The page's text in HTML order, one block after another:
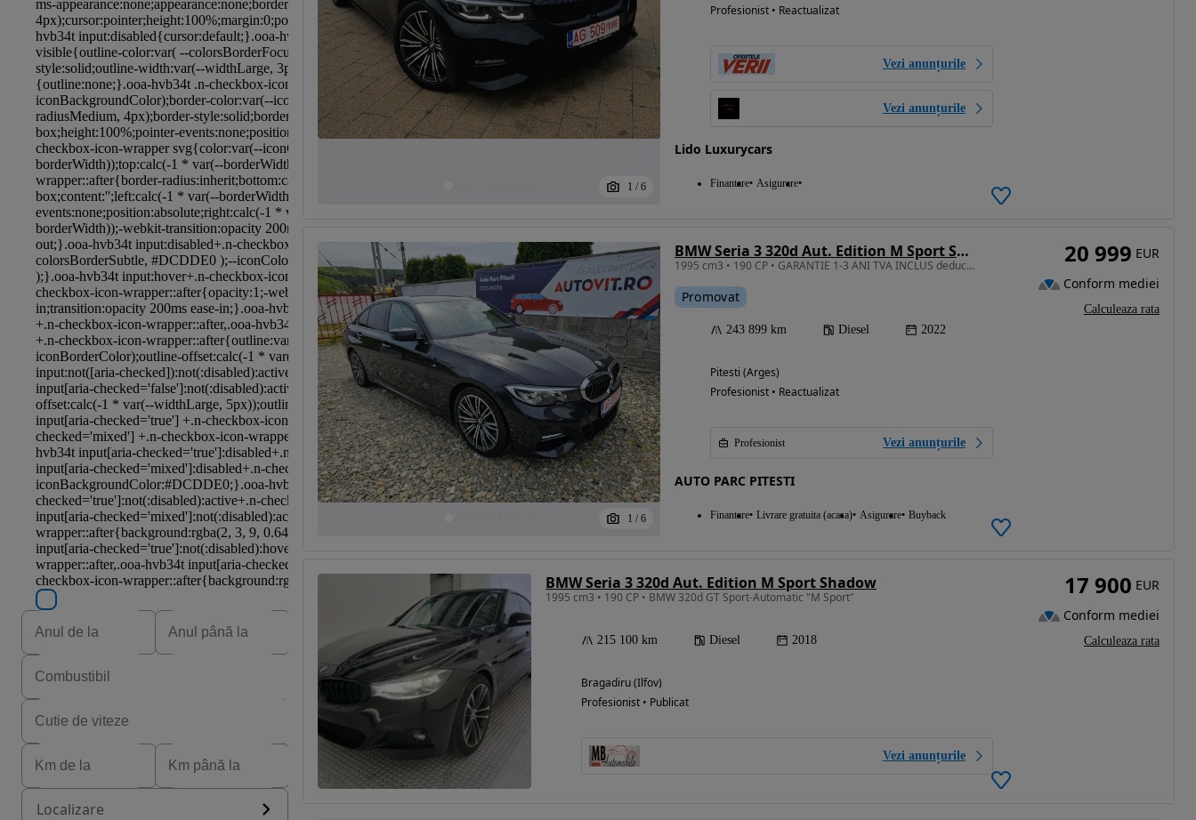
Eligibil pentru
finantare
Localizare
1 / 6
Profesionist • Reactualizat
Vezi anunțurile
Vezi anunțurile
Lido Luxurycars
Finantare Asigurare
1 / 6
BMW Seria 3 320d Aut. Edition M Sport Shadow
1995 cm3 • 190 CP • GARANTIE 1-3 ANI TVA INCLUS deductibil 190cp M ext/int RATE si LEASING
Promovat
243 899 km Diesel 2022
Pitesti (Arges)
Profesionist • Reactualizat
Profesionist Vezi anunțurile
AUTO PARC PITESTI
Finantare Livrare gratuita (acasa) Asigurare Buyback
20 999 EUR
Conform mediei
Calculeaza rata
BMW Seria 3 320d Aut. Edition M Sport Shadow
1995 cm3 • 190 CP • BMW 320d GT Sport-Automatic "M Sport"
215 100 km Diesel 2018
Bragadiru (Ilfov)
Profesionist • Publicat
Vezi anunțurile
17 900 EUR
Conform mediei
Calculeaza rata